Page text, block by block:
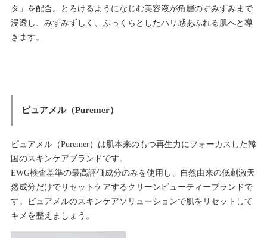
タ」を配合。とろけるようになじむ美容液が角層のすみずみまで
浸透し、みずみずしく、ふっくらとしたハリ感あふれる肌へと導
きます。
ピュアメル（Puremer）
ピュアメル（Puremer）は肌本来のもつ再生力にフォーカスした韓
国のスキンケアブランドです。
EWG検査基準の最高評価成分のみを使用し、自然由来の低刺激天
然成分だけでリセットケアするクリーンビューティーブランドで
す。ピュアメルのスキンケアソリューションで肌をリセットして
キメを整えましょう。